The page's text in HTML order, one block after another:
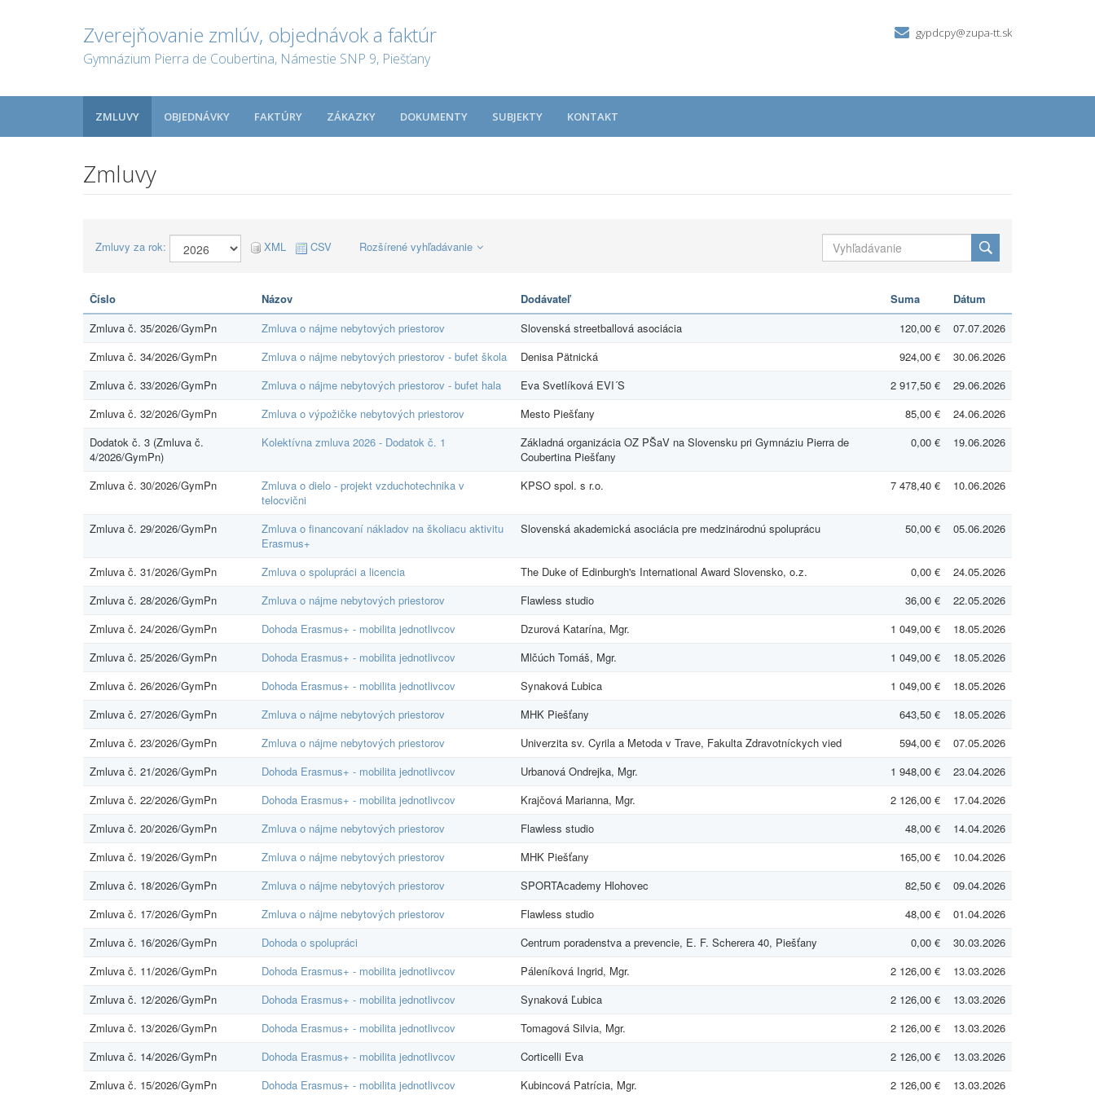
Zverejňovanie zmlúv, objednávok a faktúr
Gymnázium Pierra de Coubertina, Námestie SNP 9, Piešťany
gypdcpy@zupa-tt.sk
ZMLUVY OBJEDNÁVKY FAKTÚRY ZÁKAZKY DOKUMENTY SUBJEKTY KONTAKT
Zmluvy
Zmluvy za rok: XML CSV Rozšírené vyhľadávanie
Číslo Názov Dodávateľ Suma
Dátum
Zmluva č. 35/2026/GymPn
Zmluva o nájme nebytových priestorov Slovenská streetballová asociácia 120,00 €
07.07.2026
Zmluva č. 34/2026/GymPn
Zmluva o nájme nebytových priestorov - bufet škola Denisa Pätnická 924,00 €
30.06.2026
Zmluva č. 33/2026/GymPn
Zmluva o nájme nebytových priestorov - bufet hala Eva Svetlíková EVI´S 2 917,50 €
29.06.2026
Zmluva č. 32/2026/GymPn
Zmluva o výpožičke nebytových priestorov Mesto Piešťany 85,00 €
24.06.2026
Dodatok č. 3 (Zmluva č.
4/2026/GymPn)
Kolektívna zmluva 2026 - Dodatok č. 1
Základná organizácia OZ PŠaV na Slovensku pri Gymnáziu Pierra de
Coubertina Piešťany
0,00 € 19.06.2026
Zmluva č. 30/2026/GymPn
Zmluva o dielo - projekt vzduchotechnika v
telocvični
KPSO spol. s r.o. 7 478,40 € 10.06.2026
Zmluva č. 29/2026/GymPn
Zmluva o financovaní nákladov na školiacu aktivitu
Erasmus+
Slovenská akademická asociácia pre medzinárodnú spoluprácu 50,00 € 05.06.2026
Zmluva č. 31/2026/GymPn Zmluva o spolupráci a licencia The Duke of Edinburgh's International Award Slovensko, o.z. 0,00 €
24.05.2026
Zmluva č. 28/2026/GymPn
Zmluva o nájme nebytových priestorov Flawless studio 36,00 €
22.05.2026
Zmluva č. 24/2026/GymPn
Dohoda Erasmus+ - mobilita jednotlivcov Dzurová Katarína, Mgr. 1 049,00 €
18.05.2026
Zmluva č. 25/2026/GymPn
Dohoda Erasmus+ - mobilita jednotlivcov Mlčúch Tomáš, Mgr. 1 049,00 €
18.05.2026
Zmluva č. 26/2026/GymPn
Dohoda Erasmus+ - mobilita jednotlivcov Synaková Ľubica 1 049,00 €
18.05.2026
Zmluva č. 27/2026/GymPn
Zmluva o nájme nebytových priestorov MHK Piešťany 643,50 €
18.05.2026
Zmluva č. 23/2026/GymPn
Zmluva o nájme nebytových priestorov Univerzita sv. Cyrila a Metoda v Trave, Fakulta Zdravotníckych vied 594,00 €
07.05.2026
Zmluva č. 21/2026/GymPn
Dohoda Erasmus+ - mobilita jednotlivcov Urbanová Ondrejka, Mgr. 1 948,00 €
23.04.2026
Zmluva č. 22/2026/GymPn
Dohoda Erasmus+ - mobilita jednotlivcov Krajčová Marianna, Mgr. 2 126,00 €
17.04.2026
Zmluva č. 20/2026/GymPn
Zmluva o nájme nebytových priestorov Flawless studio 48,00 €
14.04.2026
Zmluva č. 19/2026/GymPn
Zmluva o nájme nebytových priestorov MHK Piešťany 165,00 €
10.04.2026
Zmluva č. 18/2026/GymPn
Zmluva o nájme nebytových priestorov SPORTAcademy Hlohovec 82,50 €
09.04.2026
Zmluva č. 17/2026/GymPn
Zmluva o nájme nebytových priestorov Flawless studio 48,00 €
01.04.2026
Zmluva č. 16/2026/GymPn
Dohoda o spolupráci Centrum poradenstva a prevencie, E. F. Scherera 40, Piešťany 0,00 €
30.03.2026
Zmluva č. 11/2026/GymPn
Dohoda Erasmus+ - mobilita jednotlivcov Páleníková Ingrid, Mgr. 2 126,00 €
13.03.2026
Zmluva č. 12/2026/GymPn
Dohoda Erasmus+ - mobilita jednotlivcov Synaková Ľubica 2 126,00 €
13.03.2026
Zmluva č. 13/2026/GymPn
Dohoda Erasmus+ - mobilita jednotlivcov Tomagová Silvia, Mgr. 2 126,00 €
13.03.2026
Zmluva č. 14/2026/GymPn
Dohoda Erasmus+ - mobilita jednotlivcov Corticelli Eva 2 126,00 €
13.03.2026
Zmluva č. 15/2026/GymPn
Dohoda Erasmus+ - mobilita jednotlivcov Kubincová Patrícia, Mgr. 2 126,00 € 13.03.2026